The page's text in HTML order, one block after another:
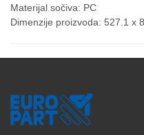
Materijal sočiva: PC
Dimenzije proizvoda: 527.1 x